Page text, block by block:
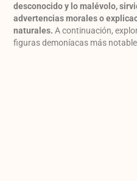
desconocido y lo malévolo,
advertencias morales o
naturales. A continuación,
figuras demoníacas más